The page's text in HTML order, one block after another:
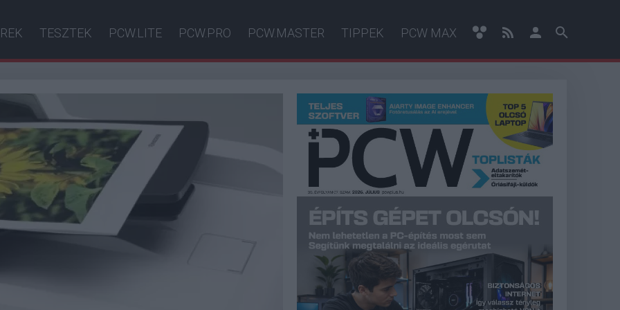
TESZTEK PCW.LITE PCW.PRO PCW.MASTER TIPPEK PCW MAX